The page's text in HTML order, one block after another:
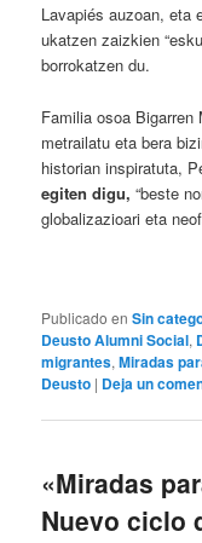
Lavapiés auzoan, eta
ukatzen zaizkien
borrokatzen du.
Familia osoa Bigarren
metrailatu eta bera
historian inspiratuta,
egiten digu, “beste
globalizazioari eta
Publicado en Sin
Deusto Alumni Social,
migrantes,Miradas
Deusto | Deja un
«Miradas
Nuevo ciclo